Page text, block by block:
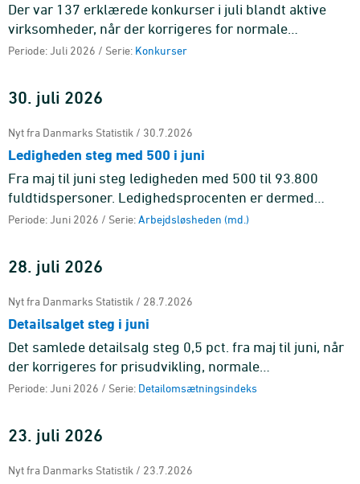
Der var 137 erklærede konkurser i juli blandt aktive
virksomheder, når der korrigeres for normale
sæsonudsving, hvilket svarer til et fald på 12,9 pct.
Periode: Juli 2026 / Serie: Konkurser
30. juli 2026
Nyt fra Danmarks Statistik / 30.7.2026
Ledigheden steg med 500 i juni
Fra maj til juni steg ledigheden med 500 til 93.800
fuldtidspersoner. Ledighedsprocenten er dermed
uændret med 3,1 pct. af arbejdsstyrken.
Periode: Juni 2026 / Serie:Arbejdsløsheden (md.)
28. juli 2026
Nyt fra Danmarks Statistik / 28.7.2026
Detailsalget steg i juni
Det samlede detailsalg steg 0,5 pct. fra maj til juni, når
der korrigeres for prisudvikling, normale
sæsonudsving og effekten af handelsdage. Det er
Periode: Juni 2026 / Serie: Detailomsætningsindeks
23. juli 2026
Nyt fra Danmarks Statistik / 23.7.2026